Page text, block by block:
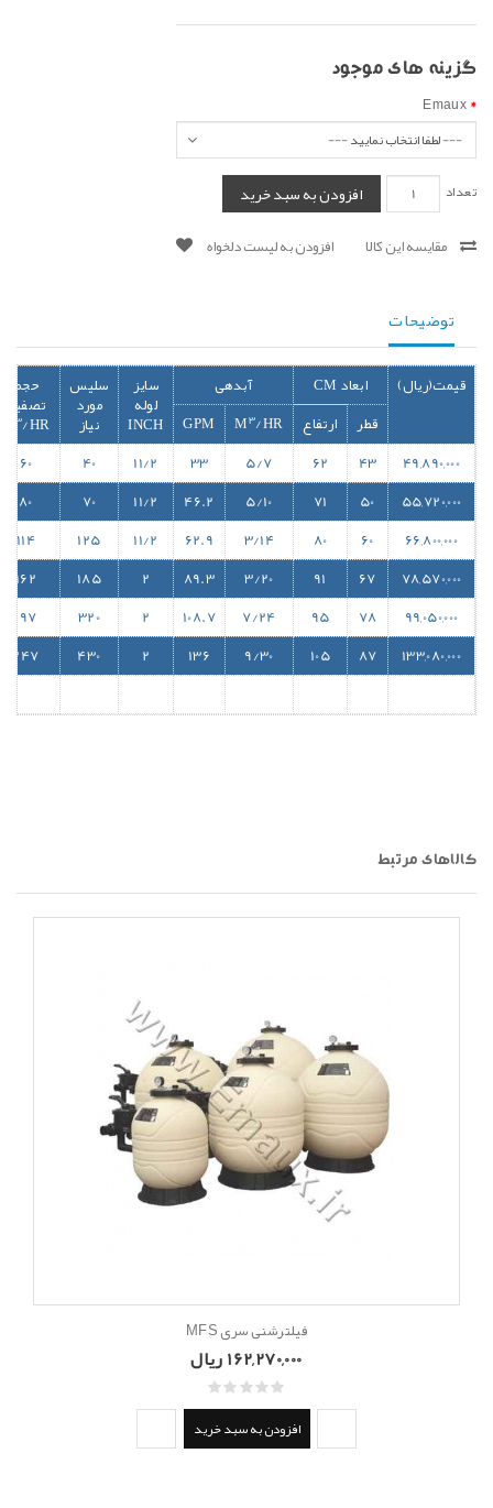
گزینه های موجود
Emaux
تعداد افزودن به سبد خرید
افزودن به لیست دلخواه مقایسه این کالا
توضیحات
قیمت(ریال) ابعاد CM آبدهی سایز
لوله
INCH
سلیس
مورد
نیاز
حجم
تصفیه
3/HR قطر ارتفاع M3/HR
GPM
49,890,000
43
62
5/7
33
11/2
40
60
55,720,000
50
71
5/10
46.2
11/2
70
80
66,800,000
60
80
3/14
62.9
11/2
125
114
78,570,000
67
91
3/20
89.3
2
185
162
99,050,000
78
95
7/24
108.7
2
320
197
133,080,000
87
105
9/30
136
2
430
247
کالاهای مرتبط
فیلترشنی سری MFS
162,270,000 ریال
افزودن به سبد خرید